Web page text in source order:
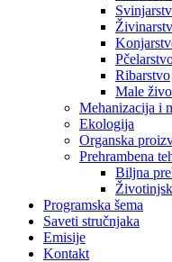
Ribarstvo
Male
Mehanizacija i
Ekologija
Organska
Prehrambena
Biljna
Programska šema
Saveti stručnjaka
Emisije
Kontakt